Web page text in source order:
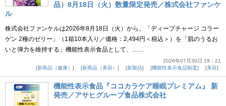
品）8月18日（火）数量限定発売／株式会社ファンケ
ル
株式会社ファンケルは2026年8月18日（火）から、「ディープチャージ コラー
ゲン 2種のゼリー」（1箱10本入り／価格：2,494円＜税込＞）を「肌のうるお
いと弾力を維持する」機能性表示食品として、……
2026年07月30日 19：21
新商品（健康）
新商品（美容） 新製品 機能性表示食品制度 美容
機能性表示食品『ココカラケア睡眠プレミアム』 新
発売／アサヒグループ食品株式会社